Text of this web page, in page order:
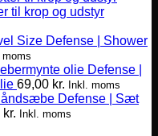
til krop og udstyr
Defense | Shower
moms
Defense |
69,00 kr. Inkl. moms
Defense | Sæt
kr. Inkl. moms